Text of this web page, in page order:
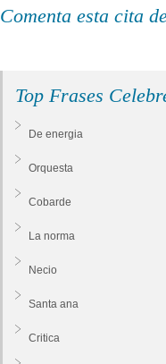
Comenta esta cita
Top Frases
De energia
Orquesta
Cobarde
La norma
Necio
Santa ana
Critica